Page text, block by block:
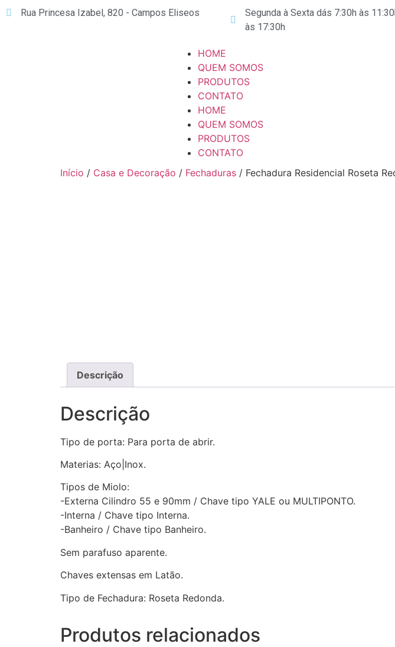
Rua Princesa Izabel, 820 - Campos Eliseos
Segunda à Sexta dás 7:30h às
às 17:30h
HOME
QUEM SOMOS
PRODUTOS
CONTATO
HOME
QUEM SOMOS
PRODUTOS
CONTATO
Início / Casa e Decoração / Fechaduras / Fechadura Residencial Roseta
Descrição
Descrição
Tipo de porta: Para porta de abrir.
Materias: Aço|Inox.
Tipos de Miolo:
-Externa Cilindro 55 e 90mm / Chave tipo YALE ou MULTIPONTO.
-Interna / Chave tipo Interna.
-Banheiro / Chave tipo Banheiro.
Sem parafuso aparente.
Chaves extensas em Latão.
Tipo de Fechadura: Roseta Redonda.
Produtos relacionados